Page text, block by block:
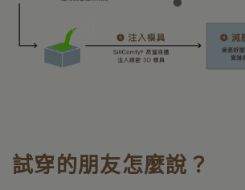
試穿的朋友怎麼說？